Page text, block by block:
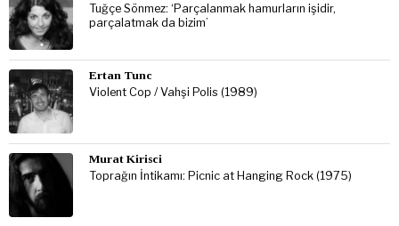
Tuğçe Sönmez: ‘Parçalanmak hamurların işidir,
parçalatmak da bizim’
Ertan Tunc
Violent Cop / Vahşi Polis (1989)
Murat Kirisci
Toprağın İntikamı: Picnic at Hanging Rock (1975)